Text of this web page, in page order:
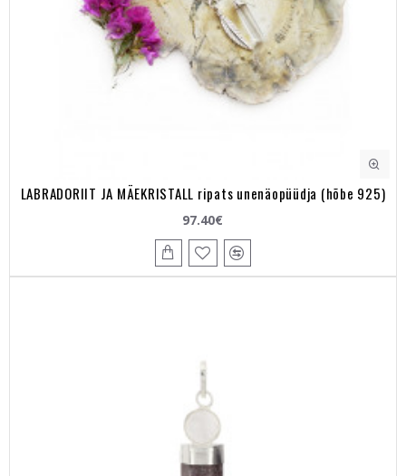
LABRADORIIT JA MÄEKRISTALL ripats unenäopüüdja (hõbe 925)
97.40€